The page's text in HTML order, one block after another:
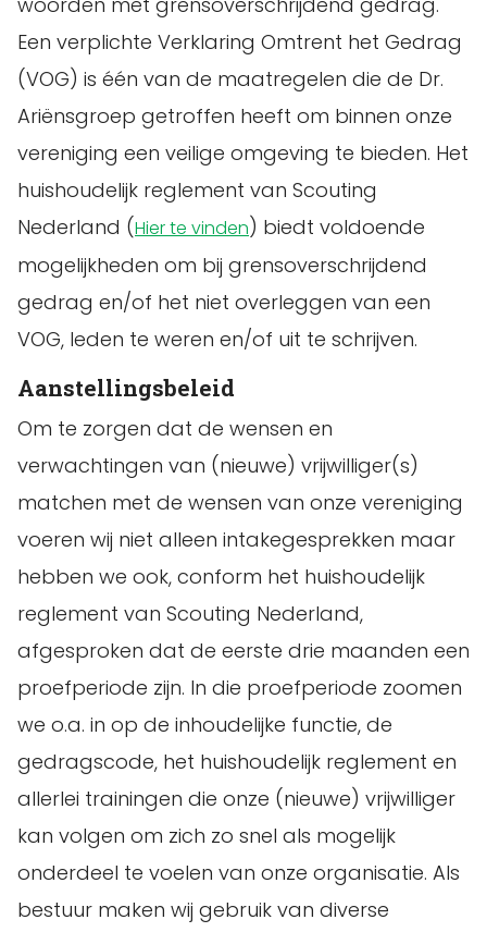
Een verplichte Verklaring Omtrent het Gedrag
(VOG) is één van de maatregelen die de Dr.
Ariënsgroep getroffen heeft om binnen onze
vereniging een veilige omgeving te bieden. Het
huishoudelijk reglement van Scouting
Nederland (Hier te vinden) biedt voldoende
mogelijkheden om bij grensoverschrijdend
gedrag en/of het niet overleggen van een
VOG, leden te weren en/of uit te schrijven.
Aanstellingsbeleid
Om te zorgen dat de wensen en
verwachtingen van (nieuwe) vrijwilliger(s)
matchen met de wensen van onze vereniging
voeren wij niet alleen intakegesprekken maar
hebben we ook, conform het huishoudelijk
reglement van Scouting Nederland,
afgesproken dat de eerste drie maanden een
proefperiode zijn. In die proefperiode zoomen
we o.a. in op de inhoudelijke functie, de
gedragscode, het huishoudelijk reglement en
allerlei trainingen die onze (nieuwe) vrijwilliger
kan volgen om zich zo snel als mogelijk
onderdeel te voelen van onze organisatie. Als
bestuur maken wij gebruik van diverse